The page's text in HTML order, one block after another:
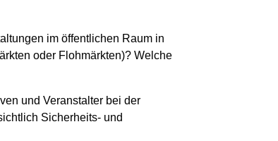
im öffentlichen Raum in
oder Flohmärkten)? Welche
und Veranstalter bei der
Sicherheits- und